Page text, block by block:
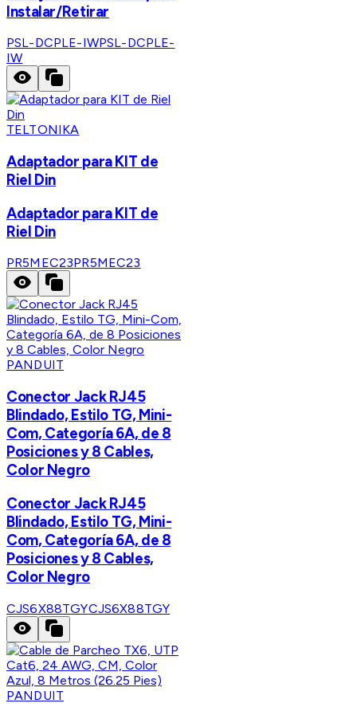
Instalar/Retirar
PSL-DCPLE-IWPSL-DCPLE-
IW
TELTONIKA
Adaptador para KIT de
Riel Din
Adaptador para KIT de
Riel Din
PR5MEC23PR5MEC23
PANDUIT
Conector Jack RJ45
Blindado, Estilo TG, Mini-
Com, Categoría 6A, de 8
Posiciones y 8 Cables,
Color Negro
Conector Jack RJ45
Blindado, Estilo TG, Mini-
Com, Categoría 6A, de 8
Posiciones y 8 Cables,
Color Negro
CJS6X88TGYCJS6X88TGY
PANDUIT